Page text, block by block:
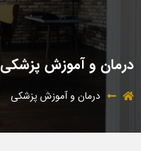
درمان و آموزش پزشکی
درمان و آموزش پزشکی